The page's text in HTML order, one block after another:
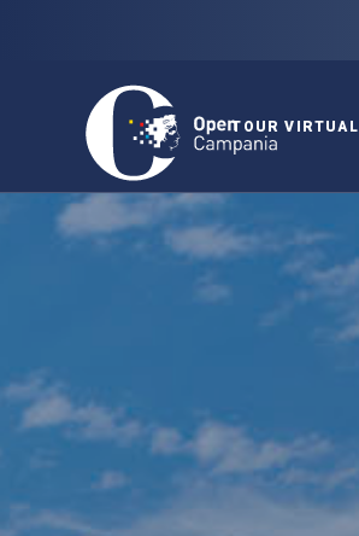
TOUR VIRTUALI